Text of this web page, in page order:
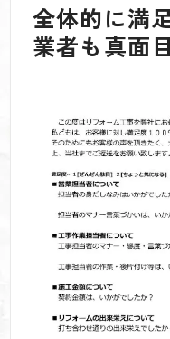
全体的に満
業者も真面